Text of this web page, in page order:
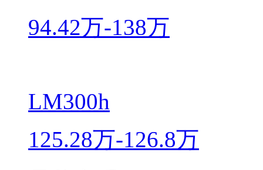
94.42万-138万
LM300h
125.28万-126.8万